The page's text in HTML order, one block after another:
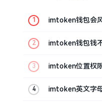
imtoken钱包会
imtoken钱包钱
imtoken位置权
imtoken英文字